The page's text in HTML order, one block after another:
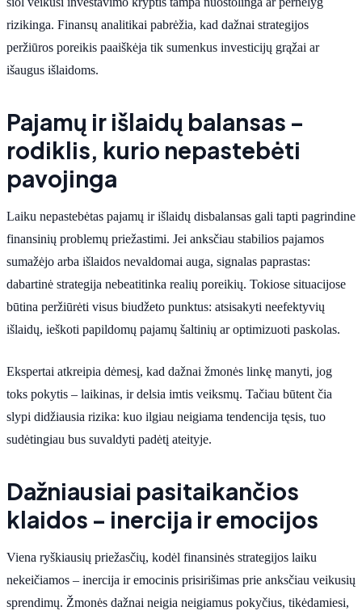
rizikinga. Finansų analitikai pabrėžia, kad dažnai strategijos
peržiūros poreikis paaiškėja tik sumenkus investicijų grąžai ar
išaugus išlaidoms.
Pajamų ir išlaidų balansas –
rodiklis, kurio nepastebėti
pavojinga
Laiku nepastebėtas pajamų ir išlaidų disbalansas gali tapti pagrindine
finansinių problemų priežastimi. Jei anksčiau stabilios pajamos
sumažėjo arba išlaidos nevaldomai auga, signalas paprastas:
dabartinė strategija nebeatitinka realių poreikių. Tokiose situacijose
būtina peržiūrėti visus biudžeto punktus: atsisakyti neefektyvių
išlaidų, ieškoti papildomų pajamų šaltinių ar optimizuoti paskolas.
Ekspertai atkreipia dėmesį, kad dažnai žmonės linkę manyti, jog
toks pokytis – laikinas, ir delsia imtis veiksmų. Tačiau būtent čia
slypi didžiausia rizika: kuo ilgiau neigiama tendencija tęsis, tuo
sudėtingiau bus suvaldyti padėtį ateityje.
Dažniausiai pasitaikančios
klaidos – inercija ir emocijos
Viena ryškiausių priežasčių, kodėl finansinės strategijos laiku
nekeičiamos – inercija ir emocinis prisirišimas prie anksčiau veikusių
sprendimų. Žmonės dažnai neigia neigiamus pokyčius, tikėdamiesi,